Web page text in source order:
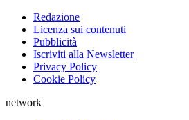
Redazione
Licenza sui contenuti
Pubblicità
Iscriviti alla Newsletter
Privacy Policy
Cookie Policy
network